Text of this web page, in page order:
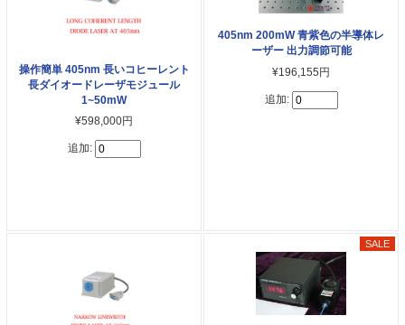
操作簡単 405nm 長いコヒーレント
長ダイオードレーザモジュール
1~50mW
¥598,000円
追加:
405nm 200mW 青紫色の半導体レ
ーザー 出力調節可能
¥196,155円
追加: